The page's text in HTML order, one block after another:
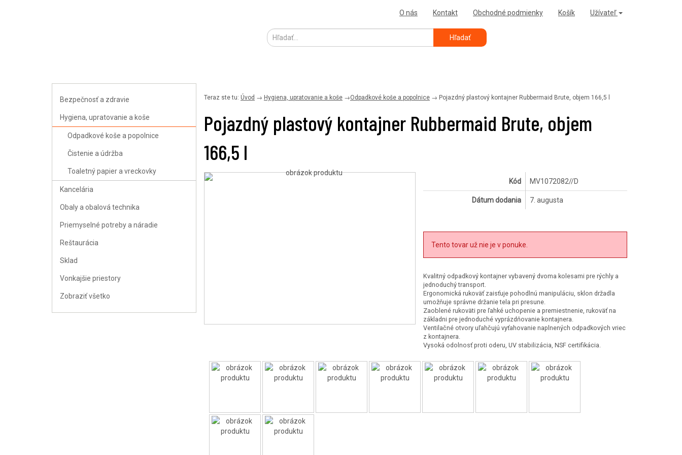
Hľadať
O nás Kontakt Obchodné podmienky Košík Užívateľ
Bezpečnosť a zdravie
Hygiena, upratovanie a koše
Odpadkové koše a popolnice
Čistenie a údržba
Toaletný papier a vreckovky
Kancelária
Obaly a obalová technika
Priemyselné potreby a náradie
Reštaurácia
Sklad
Vonkajšie priestory
Zobraziť všetko
Teraz ste tu: Úvod → Hygiena, upratovanie a koše →Odpadkové koše a popolnice → Pojazdný plastový kontajner Rubbermaid Brute, objem 166,5 l
Pojazdný plastový kontajner Rubbermaid Brute, objem
166,5 l
Kód MV1072082//D
Dátum dodania 7. augusta
Tento tovar už nie je v ponuke.
Kvalitný odpadkový kontajner vybavený dvoma kolesami pre rýchly a
jednoduchý transport.
Ergonomická rukoväť zaisťuje pohodlnú manipuláciu, sklon držadla
umožňuje správne držanie tela pri presune.
Zaoblené rukoväti pre ľahké uchopenie a premiestnenie, rukoväť na
základni pre jednoduché vyprázdňovanie kontajnera.
Ventilačné otvory uľahčujú vyťahovanie naplnených odpadkových vriec
z kontajnera.
Vysoká odolnosť proti oderu, UV stabilizácia, NSF certifikácia.